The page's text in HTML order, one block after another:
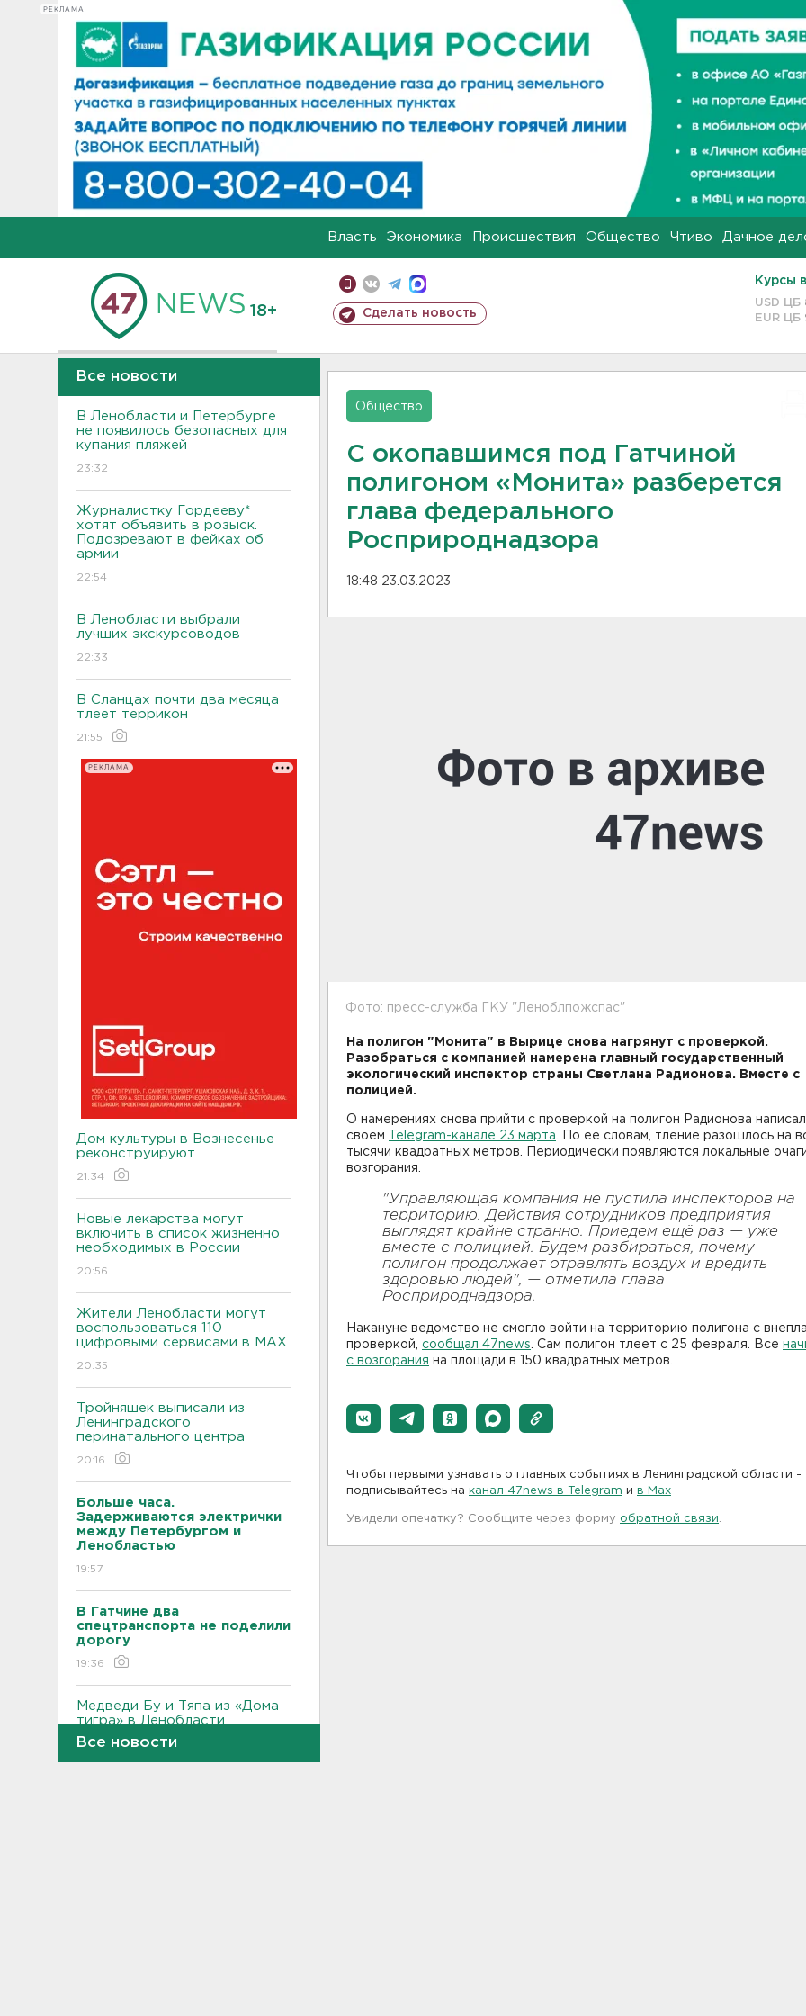
РЕКЛАМА
Власть Экономика Происшествия Общество Чтиво Дачное
18+ Сделать новость
Курсы
USD ЦБ
EUR ЦБ
Все новости
В Ленобласти и Петербурге
не появилось безопасных для
купания пляжей
23:32
Журналистку Гордееву*
хотят объявить в розыск.
Подозревают в фейках об
армии
22:54
В Ленобласти выбрали
лучших экскурсоводов
22:33
В Сланцах почти два месяца
тлеет террикон
21:55
РЕКЛАМА
Дом культуры в Вознесенье
реконструируют
21:34
Новые лекарства могут
включить в список жизненно
необходимых в России
20:56
Жители Ленобласти могут
воспользоваться 110
цифровыми сервисами в МАХ
20:35
Тройняшек выписали из
Ленинградского
перинатального центра
20:16
Больше часа.
Задерживаются электрички
между Петербургом и
Ленобластью
19:57
В Гатчине два
спецтранспорта не поделили
дорогу
19:36
Медведи Бу и Тяпа из «Дома
тигра» в Ленобласти
долетели до Ирландии
Все новости
Общество
С окопавшимся под Гатчиной
полигоном «Монита» разберется
глава федерального
Росприроднадзора
18:48 23.03.2023
Фото: пресс-служба ГКУ "Леноблпожспас"
На полигон "Монита" в Вырице снова нагрянут с проверкой.
Разобраться с компанией намерена главный государственный
экологический инспектор страны Светлана Радионова. Вместе с
полицией.
О намерениях снова прийти с проверкой на полигон Радионова
своем
Telegram-канале 23 марта . По ее словам, тление разошлось на
тысячи квадратных метров. Периодически появляются локальные
возгорания.
"Управляющая компания не пустила инспекторов на
территорию. Действия сотрудников предприятия
выглядят крайне странно. Приедем ещё раз — уже
вместе с полицией. Будем разбираться, почему
полигон продолжает отравлять воздух и вредить
здоровью людей", — отметила глава
Росприроднадзора.
Накануне ведомство не смогло войти на территорию полигона с
проверкой, сообщал 47news . Сам полигон тлеет с 25 февраля. Все
с возгорания на площади в 150 квадратных метров.
Чтобы первыми узнавать о главных событиях в Ленинградской области -
подписывайтесь на канал 47news в Telegram и в Maх
Увидели опечатку? Сообщите через форму обратной связи